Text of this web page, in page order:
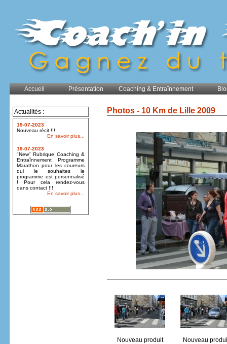
Accueil Présentation Coaching & Entraînnement
Actualités :
19-07-2023
Nouveau récit !!!
En savoir plus...
19-07-2023
"New" Rubrique Coaching &
Entraînnement Programme
Marathon pour les coureurs
qui le souhaites le
programme est personnalisé
! Pour cela rendez-vous
dans contact !!!
En savoir plus...
Photos - 10 Km de Lille 2009
Nouveau produit Nouveau